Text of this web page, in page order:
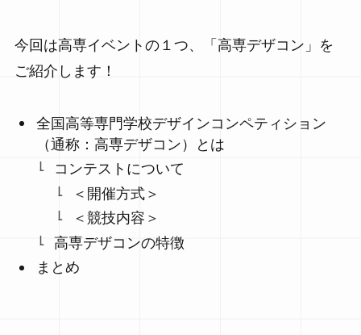
今回は高専イベントの１つ、「高専デザコン」を
ご紹介します！
全国高等専門学校デザインコンペティション
（通称：高専デザコン）とは
コンテストについて
＜開催方式＞
＜競技内容＞
高専デザコンの特徴
まとめ